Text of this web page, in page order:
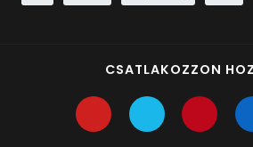
CSATLAKOZZON